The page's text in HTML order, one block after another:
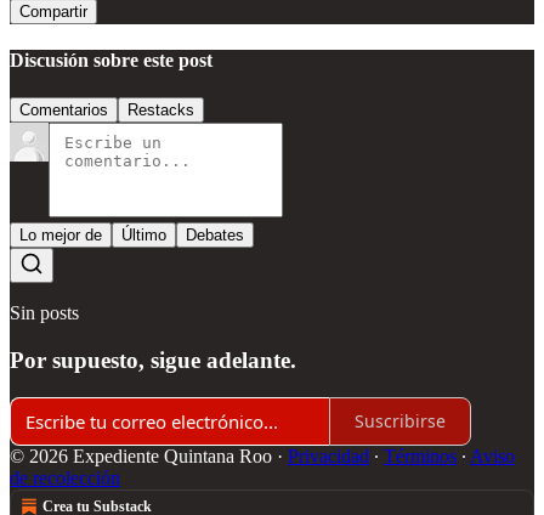
Compartir
Discusión sobre este post
Comentarios Restacks
Lo mejor de Último Debates
Sin posts
Por supuesto, sigue adelante.
Suscribirse
© 2026 Expediente Quintana Roo · Privacidad ∙ Términos ∙ Aviso
de recolección
Crea tu Substack